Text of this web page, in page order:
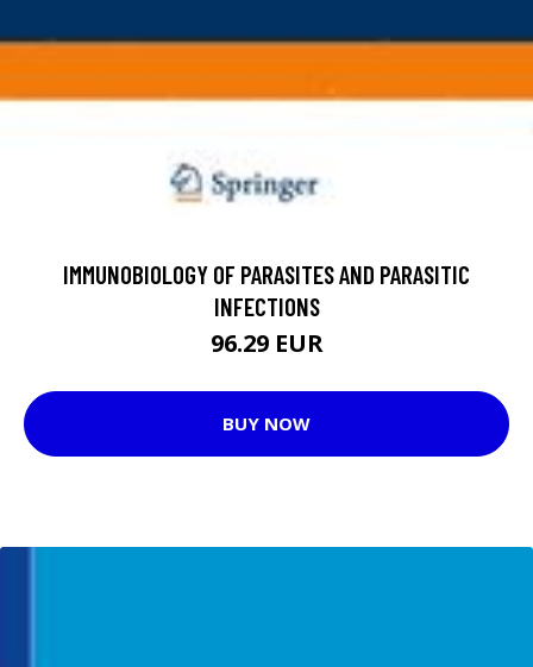
IMMUNOBIOLOGY OF PARASITES AND PARASITIC
INFECTIONS
96.29 EUR
BUY NOW